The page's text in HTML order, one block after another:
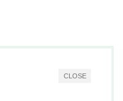
CLOSE